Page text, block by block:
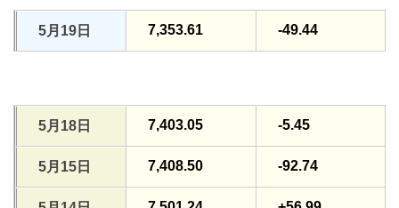
5月19日 7,353.61 -49.44
5月18日 7,403.05 -5.45
5月15日 7,408.50 -92.74